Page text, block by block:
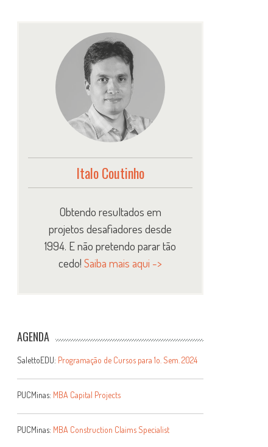
Italo Coutinho
Obtendo resultados em
projetos desafiadores desde
1994. E não pretendo parar tão
cedo!Saiba mais aqui ->
AGENDA
SalettoEDU: Programação de Cursos para 1o. Sem. 2024
PUCMinas: MBA Capital Projects
PUCMinas: MBA Construction Claims Specialist